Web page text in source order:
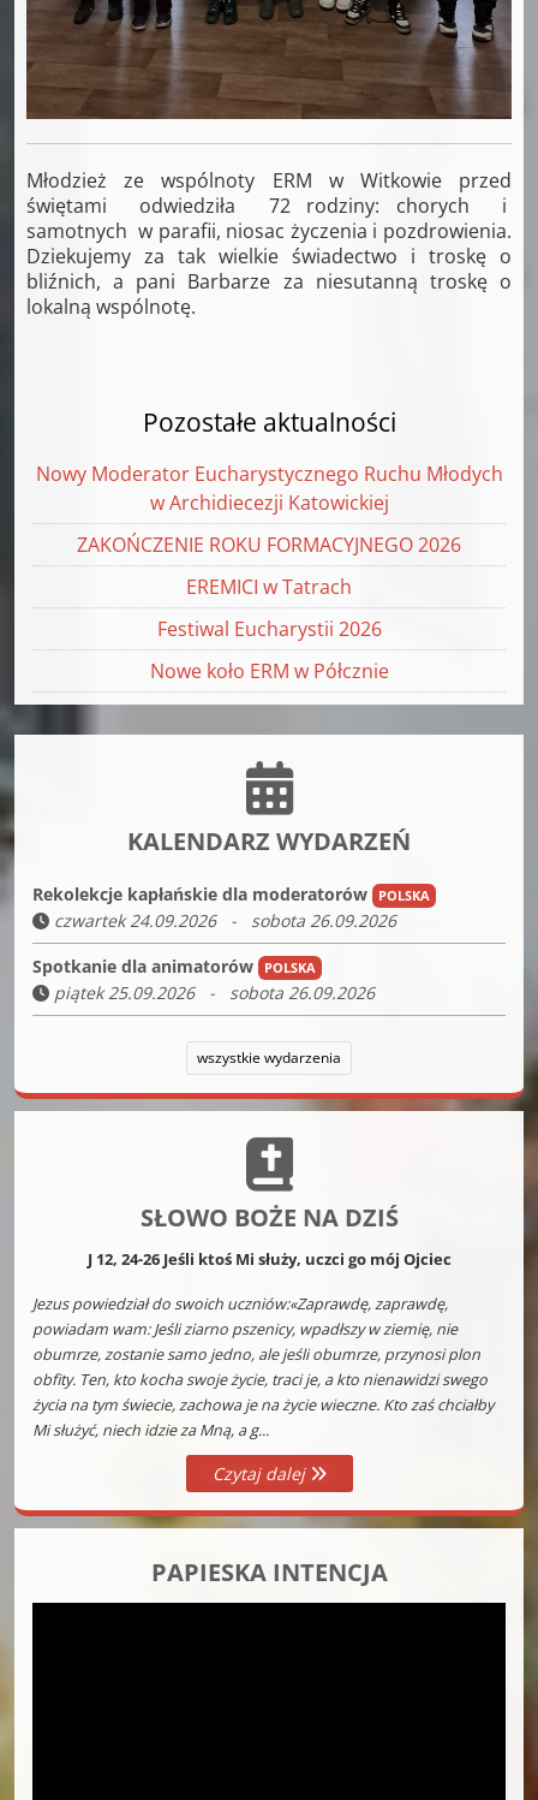
KALENDARZ WYDARZEŃ
Rekolekcje kapłańskie dla moderatorów POLSKA
czwartek 24.09.2026 - sobota 26.09.2026
Spotkanie dla animatorów
POLSKA
piątek 25.09.2026 - sobota 26.09.2026
wszystkie wydarzenia
SŁOWO BOŻE NA DZIŚ
J 12, 24-26 Jeśli ktoś Mi służy, uczci go mój Ojciec
Jezus powiedział do swoich uczniów:«Zaprawdę, zaprawdę,
powiadam wam: Jeśli ziarno pszenicy, wpadłszy w ziemię, nie
obumrze, zostanie samo jedno, ale jeśli obumrze, przynosi plon
obfity. Ten, kto kocha swoje życie, traci je, a kto nienawidzi swego
życia na tym świecie, zachowa je na życie wieczne. Kto zaś chciałby
Mi służyć, niech idzie za Mną, a g...
Czytaj dalej
PAPIESKA INTENCJA
Młodzież ze wspólnoty ERM w Witkowie przed
świętami odwiedziła 72 rodziny: chorych i
samotnych w parafii, niosac życzenia i pozdrowienia.
Dziekujemy za tak wielkie świadectwo i troskę o
bliźnich, a pani Barbarze za niesutanną troskę o
lokalną wspólnotę.
Pozostałe aktualności
Nowy Moderator Eucharystycznego Ruchu Młodych
w Archidiecezji Katowickiej
ZAKOŃCZENIE ROKU FORMACYJNEGO 2026
EREMICI w Tatrach
Festiwal Eucharystii 2026
Nowe koło ERM w Półcznie